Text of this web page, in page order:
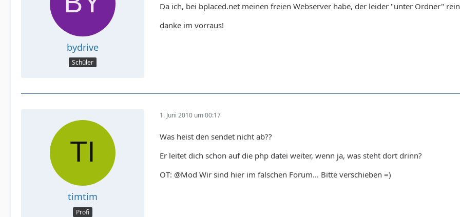
bydrive
Schüler
Da ich, bei bplaced.net meinen freien Webserver habe, der leider "unter Ordner"
danke im vorraus!
timtim
Profi
1. Juni 2010 um 00:17
Was heist den sendet nicht ab??
Er leitet dich schon auf die php datei weiter, wenn ja, was steht dort drinn?
OT: @Mod Wir sind hier im falschen Forum... Bitte verschieben =)